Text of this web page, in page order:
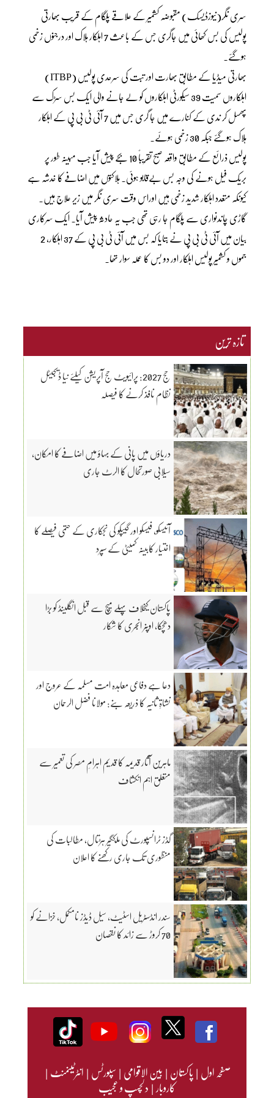
سری نگر(نیوزڈیسک) مقبوضہ کشمیر کے علاقے پلگام کے قریب بھارتی
پولیس کی بس کھائی میں جاگری جس کے باعث 7 اہلکار ہلاک اور درجنوں زخمی
ہوگئے۔
بھارتی میڈیا کے مطابق بھارت اور تبت کی سرحدی پولیس (ITBP)
اہلکاروں سمیت 39 سیکورٹی اہلکاروں کو لے جانے والی ایک بس سڑک سے
پھسل کر ندی کے کنارے میں جا گری جس میں 7 آئی ٹی بی پی کے اہلکار
ہلاک ہوگئے جبکہ 30 زخمی ہوئے۔
پولیس ذرائع کے مطابق واقعہ صبح تقریباً 10 بجے پیش آیا جب مبینہ طور پر
بریک فیل ہونے کی وجہ بس بےقابو ہوئی۔ ہلاکتوں میں اضافے کا خدشہ ہے
کیونکہ متعدد اہلکار شدید زخمی ہیں اوراس وقت سری نگر میں زیر علاج ہیں۔
گاڑی چاندنواری سے پلگام جا رہی تھی جب یہ حادثہ پیش آیا۔ ایک سرکاری
بیان میں آئی ٹی بی پی نے بتایا کہ بس میں آئی ٹی بی پی کے 37 اہلکار، 2
جموں و کشمیر پولیس اہلکار اور دو بس کا عملہ سوار تھا۔
تازہ ترین
حج 2027: پرائیویٹ حج آپریشن کیلئے نیا ڈیجیٹل
نظام نافذ کرنے کا فیصلہ
دریاؤں میں پانی کے بہاؤ میں اضافے کا امکان،
سیلابی صورتحال کا الرٹ جاری
آئیسکو، فیسکو اور گیپکو کی نجکاری کے حتمی فیصلے کا
اختیار کابینہ کمیٹی کے سپرد
پاکستان کیخلاف پہلے میچ سے قبل انگلینڈ کو بڑا
دھچکا، اوپنر انجری کا شکار
دعا ہے دفاعی معاہدہ امت مسلمہ کے عروج اور
نشاۃِ ثانیہ کا ذریعہ بنے: مولانا فضل الرحمان
ماہرین آثار قدیمہ کا قدیم اہرامِ مصر کی تعمیر سے
متعلق اہم انکشاف
گڈز ٹرانسپورٹ کی ملکگیر ہڑتال، مطالبات کی
منظوری تک جاری رکھنے کا اعلان
سندر انڈسٹریل اسٹیٹ، سیل ڈیڈز نامکمل، خزانے کو
70 کروڑ سے زائد کا نقصان
صفحہ اول|پاکستان|بین الاقوامی|سپورٹس|انٹرٹینمنٹ|
کاروبار|دلچسپ و عجیب